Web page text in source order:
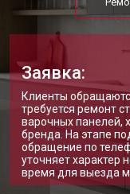
Заявка:
Клиенты
требуется ремонт
варочных панелей,
бренда. На этапе
обращение по
уточняет характер
время для выезда